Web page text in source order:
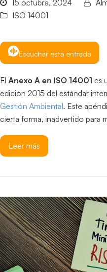
15 octubre, 2024
ISO 14001
Escuchar esta entrada
El Anexo A en ISO 14001 es
edición 2015 del estándar
Gestión Ambiental. Este
cierta forma, inadvertido para
Leer más